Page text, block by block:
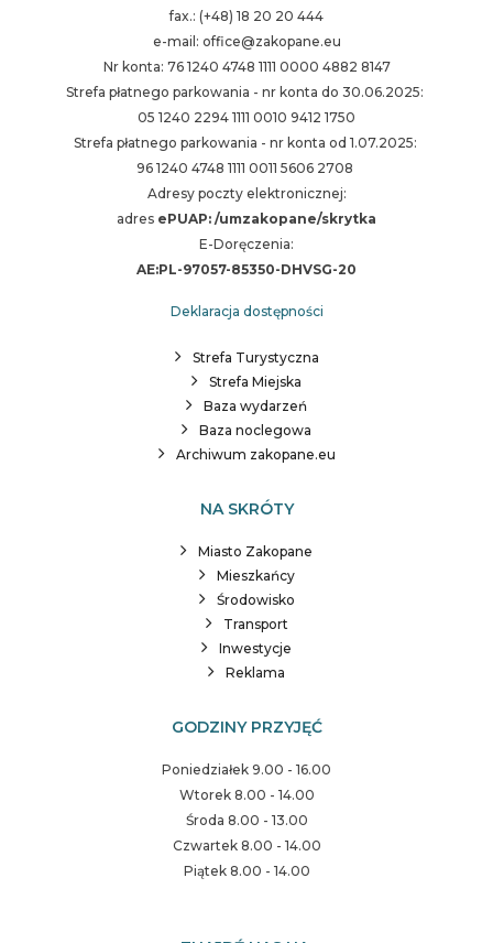
fax.: (+48) 18 20 20 444
e-mail: office@zakopane.eu
Nr konta: 76 1240 4748 1111 0000 4882 8147
Strefa płatnego parkowania - nr konta do 30.06.2025:
05 1240 2294 1111 0010 9412 1750
Strefa płatnego parkowania - nr konta od 1.07.2025:
96 1240 4748 1111 0011 5606 2708
Adresy poczty elektronicznej:
adres ePUAP: /umzakopane/skrytka
E-Doręczenia:
AE:PL-97057-85350-DHVSG-20
Deklaracja dostępności
Strefa Turystyczna
Strefa Miejska
Baza wydarzeń
Baza noclegowa
Archiwum zakopane.eu
NA SKRÓTY
Miasto Zakopane
Mieszkańcy
Środowisko
Transport
Inwestycje
Reklama
GODZINY PRZYJĘĆ
Poniedziałek 9.00 - 16.00
Wtorek 8.00 - 14.00
Środa 8.00 - 13.00
Czwartek 8.00 - 14.00
Piątek 8.00 - 14.00